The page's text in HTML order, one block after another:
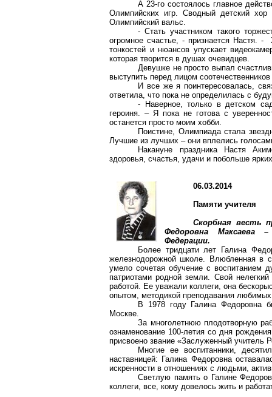
А 23-го состоялось главное
Олимпийских игр. Сводный детский
Олимпийский вальс.
- Стать участником такого
огромное счастье, - признается Настя.
тонкостей и нюансов упускает
которая творится в душах очевидцев.
Девушке не просто выпал
выступить перед лицом
И все же я поинтересовалась,
ответила, что пока не определилась с
- Наверное, только в детском
героиня. – Я пока не готова с
останется просто моим хобби.
Поистине, Олимпиада стала
Лучшие из лучших – они вплелись
Накануне праздника Настя
здоровья, счастья, удачи и побольше
06.03.2014
Памяти учителя
Скорбная весть
Федоровна Максаева –
Федерации.
Более тридцати лет Галина
железнодорожной школе. Влюбленная в
умело сочетая обучение с воспитанием
патриотами родной земли. Свой
работой. Ее уважали коллеги, она
опытом, методикой преподавания
В 1978 году Галина Федоровна
Москве.
За многолетнюю плодотворную
ознаменование 100-летия со дня
присвоено звание «Заслуженный учитель
Многие ее воспитанники,
наставницей: Галина Федоровна
искренности в отношениях с людьми,
Светлую память о Галине
коллеги, все, кому довелось жить и